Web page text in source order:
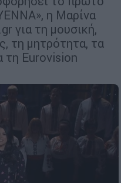
η Μαρίνα
για τη μουσική,
τη μητρότητα, τα
τη Eurovision